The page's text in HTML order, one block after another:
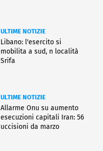
ULTIME NOTIZIE
Libano: l'esercito si
mobilita a sud, n località
Srifa
ULTIME NOTIZIE
Allarme Onu su aumento
esecuzioni capitali Iran: 56
uccisioni da marzo